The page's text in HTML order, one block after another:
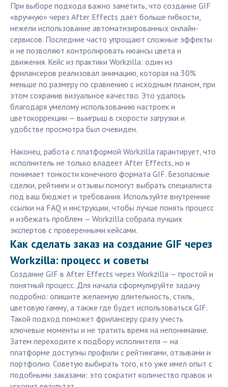
При выборе подхода важно заметить, что создание GIF
«вручную» через After Effects даёт больше гибкости,
нежели использование автоматизированных онлайн-
сервисов. Последние часто упрощают сложные эффекты
и не позволяют контролировать нюансы цвета и
движения. Кейс из практики Workzilla: один из
фрилансеров реализовал анимацию, которая на 30%
меньше по размеру по сравнению с исходным планом, при
этом сохранив визуальное качество. Это удалось
благодаря умелому использованию настроек и
цветокоррекции — выигрыш в скорости загрузки и
удобстве просмотра был очевиден.
Наконец, работа с платформой Workzilla гарантирует, что
исполнитель не только владеет After Effects, но и
понимает тонкости конечного формата GIF. Безопасные
сделки, рейтинги и отзывы помогут выбрать специалиста
под ваш бюджет и требования. Используйте внутренние
ссылки на FAQ и инструкции, чтобы лучше понять процесс
и избежать проблем — Workzilla собрала лучших
экспертов с проверенными кейсами.
Как сделать заказ на создание GIF через
Workzilla: процесс и советы
Создание GIF в After Effects через Workzilla — простой и
понятный процесс. Для начала сформулируйте задачу
подробно: опишите желаемую длительность, стиль,
цветовую гамму, а также где будет использоваться GIF.
Такой подход поможет фрилансеру сразу учесть
ключевые моменты и не тратить время на непонимание.
Затем переходите к подбору исполнителя — на
платформе доступны профили с рейтингами, отзывами и
портфолио. Советую выбирать того, кто уже имел опыт с
подобными заказами: это сократит количество правок и